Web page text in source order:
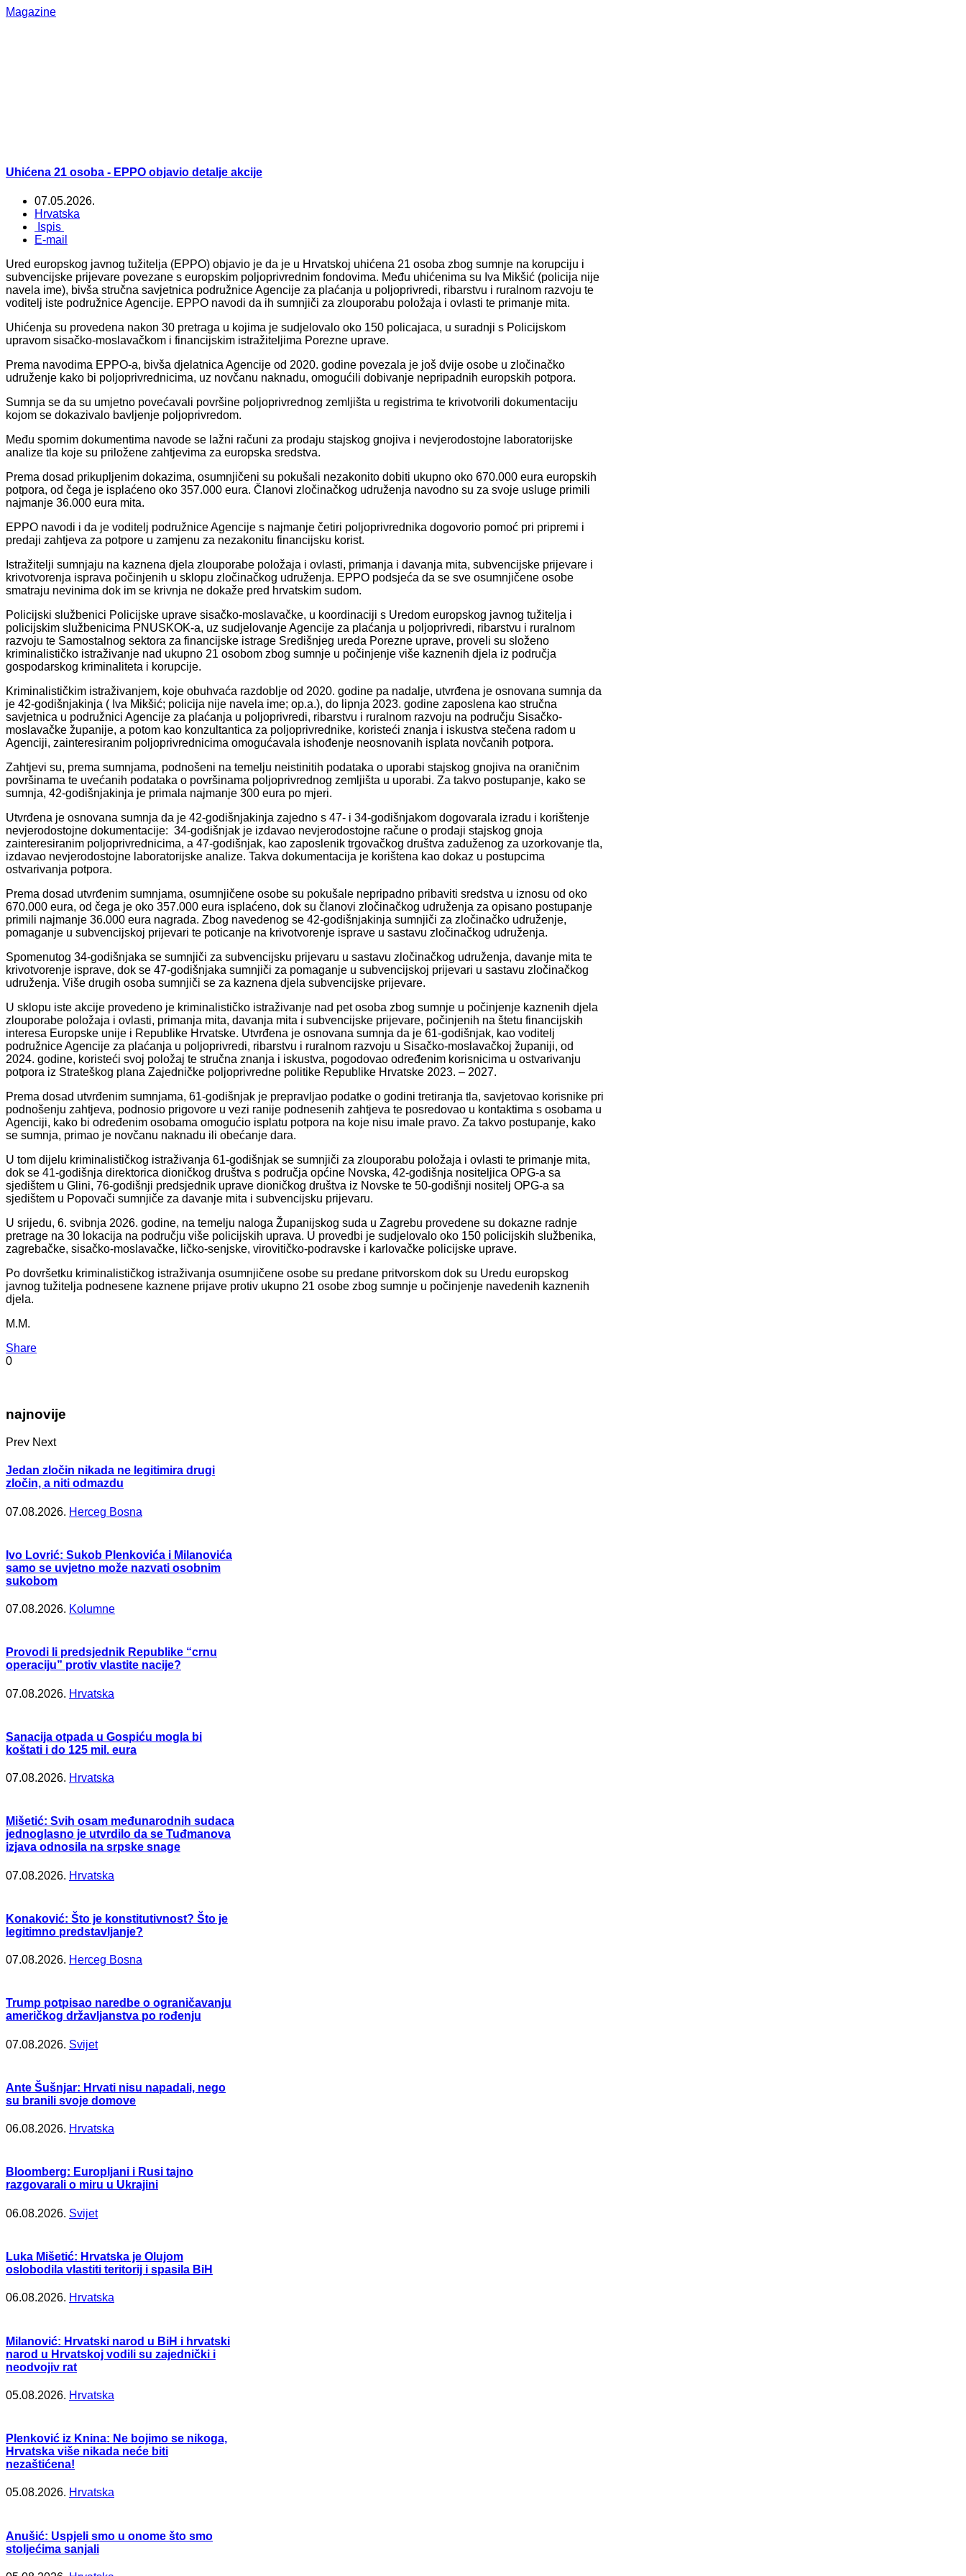
Magazine
Uhićena 21 osoba - EPPO objavio detalje akcije
07.05.2026.
Hrvatska
Ispis
E-mail
Ured europskog javnog tužitelja (EPPO) objavio je da je u Hrvatskoj uhićena 21 osoba zbog sumnje na korupciju i
subvencijske prijevare povezane s europskim poljoprivrednim fondovima. Među uhićenima su Iva Mikšić (policija nije
navela ime), bivša stručna savjetnica podružnice Agencije za plaćanja u poljoprivredi, ribarstvu i ruralnom razvoju te
voditelj iste podružnice Agencije. EPPO navodi da ih sumnjiči za zlouporabu položaja i ovlasti te primanje mita.
Uhićenja su provedena nakon 30 pretraga u kojima je sudjelovalo oko 150 policajaca, u suradnji s Policijskom
upravom sisačko-moslavačkom i financijskim istražiteljima Porezne uprave.
Prema navodima EPPO-a, bivša djelatnica Agencije od 2020. godine povezala je još dvije osobe u zločinačko
udruženje kako bi poljoprivrednicima, uz novčanu naknadu, omogućili dobivanje nepripadnih europskih potpora.
Sumnja se da su umjetno povećavali površine poljoprivrednog zemljišta u registrima te krivotvorili dokumentaciju
kojom se dokazivalo bavljenje poljoprivredom.
Među spornim dokumentima navode se lažni računi za prodaju stajskog gnojiva i nevjerodostojne laboratorijske
analize tla koje su priložene zahtjevima za europska sredstva.
Prema dosad prikupljenim dokazima, osumnjičeni su pokušali nezakonito dobiti ukupno oko 670.000 eura europskih
potpora, od čega je isplaćeno oko 357.000 eura. Članovi zločinačkog udruženja navodno su za svoje usluge primili
najmanje 36.000 eura mita.
EPPO navodi i da je voditelj podružnice Agencije s najmanje četiri poljoprivrednika dogovorio pomoć pri pripremi i
predaji zahtjeva za potpore u zamjenu za nezakonitu financijsku korist.
Istražitelji sumnjaju na kaznena djela zlouporabe položaja i ovlasti, primanja i davanja mita, subvencijske prijevare i
krivotvorenja isprava počinjenih u sklopu zločinačkog udruženja. EPPO podsjeća da se sve osumnjičene osobe
smatraju nevinima dok im se krivnja ne dokaže pred hrvatskim sudom.
Policijski službenici Policijske uprave sisačko-moslavačke, u koordinaciji s Uredom europskog javnog tužitelja i
policijskim službenicima PNUSKOK-a, uz sudjelovanje Agencije za plaćanja u poljoprivredi, ribarstvu i ruralnom
razvoju te Samostalnog sektora za financijske istrage Središnjeg ureda Porezne uprave, proveli su složeno
kriminalističko istraživanje nad ukupno 21 osobom zbog sumnje u počinjenje više kaznenih djela iz područja
gospodarskog kriminaliteta i korupcije.
Kriminalističkim istraživanjem, koje obuhvaća razdoblje od 2020. godine pa nadalje, utvrđena je osnovana sumnja da
je 42-godišnjakinja ( Iva Mikšić; policija nije navela ime; op.a.), do lipnja 2023. godine zaposlena kao stručna
savjetnica u podružnici Agencije za plaćanja u poljoprivredi, ribarstvu i ruralnom razvoju na području Sisačko-
moslavačke županije, a potom kao konzultantica za poljoprivrednike, koristeći znanja i iskustva stečena radom u
Agenciji, zainteresiranim poljoprivrednicima omogućavala ishođenje neosnovanih isplata novčanih potpora.
Zahtjevi su, prema sumnjama, podnošeni na temelju neistinitih podataka o uporabi stajskog gnojiva na oraničnim
površinama te uvećanih podataka o površinama poljoprivrednog zemljišta u uporabi. Za takvo postupanje, kako se
sumnja, 42-godišnjakinja je primala najmanje 300 eura po mjeri.
Utvrđena je osnovana sumnja da je 42-godišnjakinja zajedno s 47- i 34-godišnjakom dogovarala izradu i korištenje
nevjerodostojne dokumentacije: 34-godišnjak je izdavao nevjerodostojne račune o prodaji stajskog gnoja
zainteresiranim poljoprivrednicima, a 47-godišnjak, kao zaposlenik trgovačkog društva zaduženog za uzorkovanje tla,
izdavao nevjerodostojne laboratorijske analize. Takva dokumentacija je korištena kao dokaz u postupcima
ostvarivanja potpora.
Prema dosad utvrđenim sumnjama, osumnjičene osobe su pokušale nepripadno pribaviti sredstva u iznosu od oko
670.000 eura, od čega je oko 357.000 eura isplaćeno, dok su članovi zločinačkog udruženja za opisano postupanje
primili najmanje 36.000 eura nagrada. Zbog navedenog se 42-godišnjakinja sumnjiči za zločinačko udruženje,
pomaganje u subvencijskoj prijevari te poticanje na krivotvorenje isprave u sastavu zločinačkog udruženja.
Spomenutog 34-godišnjaka se sumnjiči za subvencijsku prijevaru u sastavu zločinačkog udruženja, davanje mita te
krivotvorenje isprave, dok se 47-godišnjaka sumnjiči za pomaganje u subvencijskoj prijevari u sastavu zločinačkog
udruženja. Više drugih osoba sumnjiči se za kaznena djela subvencijske prijevare.
U sklopu iste akcije provedeno je kriminalističko istraživanje nad pet osoba zbog sumnje u počinjenje kaznenih djela
zlouporabe položaja i ovlasti, primanja mita, davanja mita i subvencijske prijevare, počinjenih na štetu financijskih
interesa Europske unije i Republike Hrvatske. Utvrđena je osnovana sumnja da je 61-godišnjak, kao voditelj
podružnice Agencije za plaćanja u poljoprivredi, ribarstvu i ruralnom razvoju u Sisačko-moslavačkoj županiji, od
2024. godine, koristeći svoj položaj te stručna znanja i iskustva, pogodovao određenim korisnicima u ostvarivanju
potpora iz Strateškog plana Zajedničke poljoprivredne politike Republike Hrvatske 2023. – 2027.
Prema dosad utvrđenim sumnjama, 61-godišnjak je prepravljao podatke o godini tretiranja tla, savjetovao korisnike pri
podnošenju zahtjeva, podnosio prigovore u vezi ranije podnesenih zahtjeva te posredovao u kontaktima s osobama u
Agenciji, kako bi određenim osobama omogućio isplatu potpora na koje nisu imale pravo. Za takvo postupanje, kako
se sumnja, primao je novčanu naknadu ili obećanje dara.
U tom dijelu kriminalističkog istraživanja 61-godišnjak se sumnjiči za zlouporabu položaja i ovlasti te primanje mita,
dok se 41-godišnja direktorica dioničkog društva s područja općine Novska, 42-godišnja nositeljica OPG-a sa
sjedištem u Glini, 76-godišnji predsjednik uprave dioničkog društva iz Novske te 50-godišnji nositelj OPG-a sa
sjedištem u Popovači sumnjiče za davanje mita i subvencijsku prijevaru.
U srijedu, 6. svibnja 2026. godine, na temelju naloga Županijskog suda u Zagrebu provedene su dokazne radnje
pretrage na 30 lokacija na području više policijskih uprava. U provedbi je sudjelovalo oko 150 policijskih službenika,
zagrebačke, sisačko-moslavačke, ličko-senjske, virovitičko-podravske i karlovačke policijske uprave.
Po dovršetku kriminalističkog istraživanja osumnjičene osobe su predane pritvorskom dok su Uredu europskog
javnog tužitelja podnesene kaznene prijave protiv ukupno 21 osobe zbog sumnje u počinjenje navedenih kaznenih
djela.
M.M.
Share
0
najnovije
Prev Next
Jedan zločin nikada ne legitimira drugi
zločin, a niti odmazdu
07.08.2026. Herceg Bosna
Ivo Lovrić: Sukob Plenkovića i Milanovića
samo se uvjetno može nazvati osobnim
sukobom
07.08.2026. Kolumne
Provodi li predsjednik Republike “crnu
operaciju” protiv vlastite nacije?
07.08.2026. Hrvatska
Sanacija otpada u Gospiću mogla bi
koštati i do 125 mil. eura
07.08.2026. Hrvatska
Mišetić: Svih osam međunarodnih sudaca
jednoglasno je utvrdilo da se Tuđmanova
izjava odnosila na srpske snage
07.08.2026. Hrvatska
Konaković: Što je konstitutivnost? Što je
legitimno predstavljanje?
07.08.2026. Herceg Bosna
Trump potpisao naredbe o ograničavanju
američkog državljanstva po rođenju
07.08.2026. Svijet
Ante Šušnjar: Hrvati nisu napadali, nego
su branili svoje domove
06.08.2026. Hrvatska
Bloomberg: Europljani i Rusi tajno
razgovarali o miru u Ukrajini
06.08.2026. Svijet
Luka Mišetić: Hrvatska je Olujom
oslobodila vlastiti teritorij i spasila BiH
06.08.2026. Hrvatska
Milanović: Hrvatski narod u BiH i hrvatski
narod u Hrvatskoj vodili su zajednički i
neodvojiv rat
05.08.2026. Hrvatska
Plenković iz Knina: Ne bojimo se nikoga,
Hrvatska više nikada neće biti
nezaštićena!
05.08.2026. Hrvatska
Anušić: Uspjeli smo u onome što smo
stoljećima sanjali